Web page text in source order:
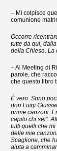
– Mi colpisce
comunione
Occorre
tutte da qui,
della Chiesa. La
– Al Meeting di
parole, che
che questo libro
È vero. Sono
don Luigi
prime canzoni.
capito chi sei”.
tutti quelli che
delle mie
Scaglione, che
aiuta a